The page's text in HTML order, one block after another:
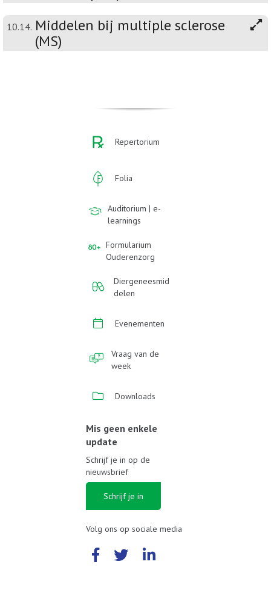
10.14. Middelen bij multiple sclerose
(MS)
Repertorium
Folia
Auditorium | e-
learnings
Formularium
Ouderenzorg
Diergeneesmid
delen
Evenementen
Vraag van de
week
Downloads
Mis geen enkele
update
Schrijf je in op de
nieuwsbrief
Schrijf je in
Volg ons op sociale media